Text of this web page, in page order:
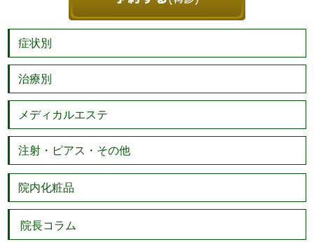
症状別
治療別
メディカルエステ
注射・ピアス・その他
院内化粧品
院長コラム